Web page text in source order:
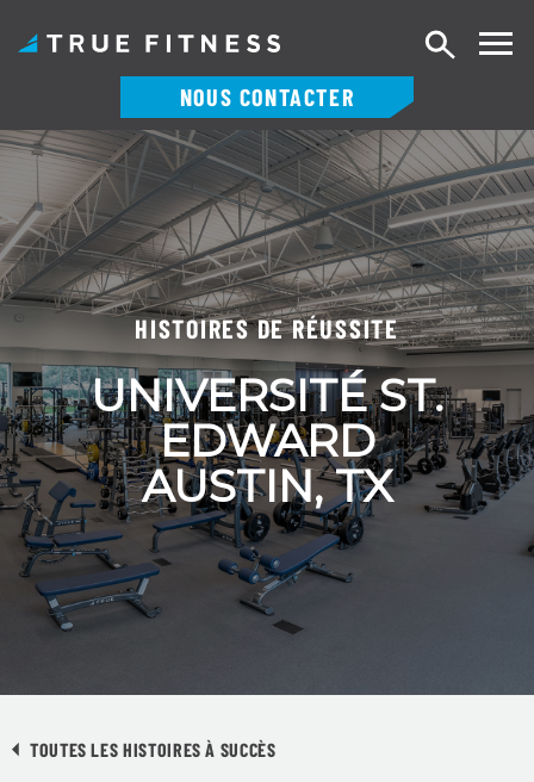
Skip
content
NOUS CONTACTER
HISTOIRES DE RÉUSSITE
UNIVERSITÉ ST.
EDWARD
AUSTIN, TX
TOUTES LES HISTOIRES À SUCCÈS